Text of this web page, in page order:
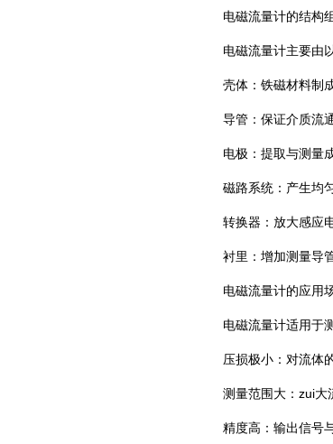
电磁流量计的结构
电磁流量计主要由
壳体‌：铁磁材料制
导管‌：保证介质流
电极‌：提取与测量
磁路系统‌：产生均
转换器‌：放大感应
衬里‌：增加测量导
电磁流量计的应用
电磁流量计适用于
压损极小‌：对流体
测量范围大‌：zui大
精度高‌：输出信号